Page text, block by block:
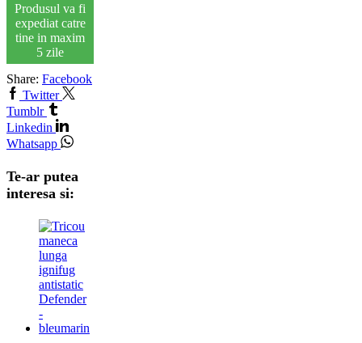
Produsul va fi
expediat catre
tine in maxim
5 zile
Share: Facebook
Twitter
Tumblr
Linkedin
Whatsapp
Te-ar putea
interesa si: